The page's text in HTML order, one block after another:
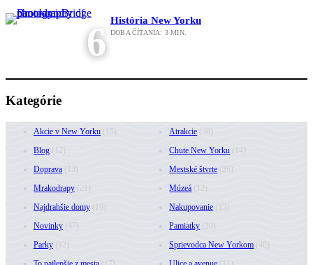
6 História New Yorku
DOBA ČÍTANIA: 3 MIN.
Kategórie
Akcie v New Yorku (15) Atrakcie (38)
Blog (12) Chute New Yorku (14)
Doprava (13) Mestské štvrte (26)
Mrakodrapy (21) Múzeá (12)
Najdrahšie domy (19) Nakupovanie (15)
Novinky (47) Pamiatky (20)
Parky (12) Sprievodca New Yorkom (40)